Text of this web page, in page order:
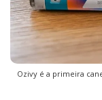
Ozivy é a primeira